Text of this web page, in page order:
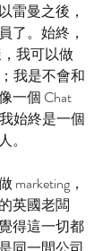
雷曼之後，
了。始終，
我可以做
我是不會和
一個 Chat
始終是一個
marketing，
英國老闆
得這一切都